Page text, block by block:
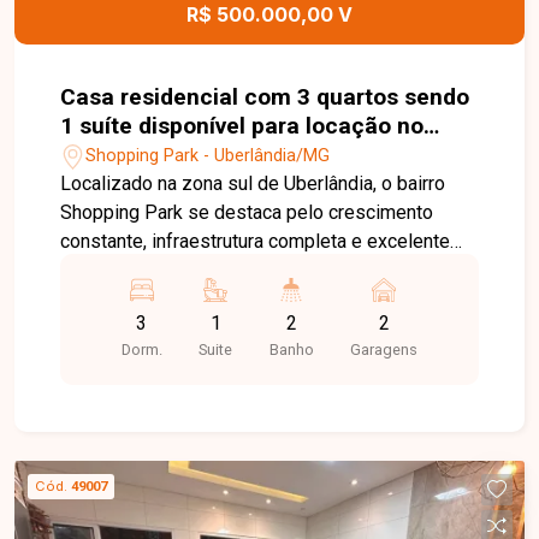
R$ 500.000,00 V
Casa residencial com 3 quartos sendo
1 suíte disponível para locação no
bairro Shopping Park em Uberlândia-
MG
Shopping Park - Uberlândia/MG
Localizado na zona sul de Uberlândia, o bairro
Shopping Park se destaca pelo crescimento
constante, infraestrutura completa e excelente
importantes vias da cidade, além de contar com
comércios variados, escolas, supermercados e
áreas de lazer, sendo ideal para quem busca
distribuição e ambientes modernos. A sala e a
cozinha são integradas, proporcionando um
espaço amplo, bem iluminado e perfeito para
3
Dorm.
1
Suite
2
Banho
2
Garagens
Cód. 49007